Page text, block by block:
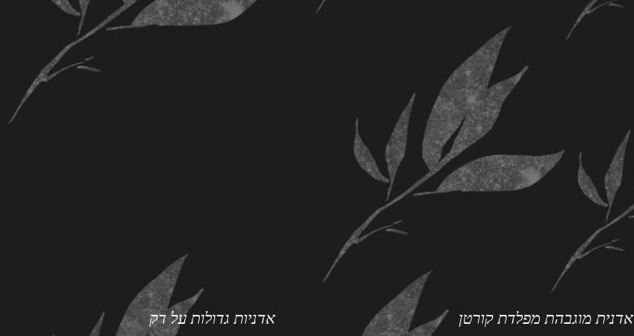
אדנית מוגבהת מפלדת קורטן אדניות גדולות על דק